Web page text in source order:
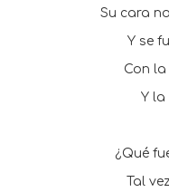
Su cara
Y se
Con
Y la
¿Qué
Tal